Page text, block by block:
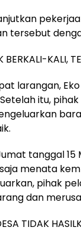
tersebut
BERKALI-KALI,
larangan,
itu,
tanggal
menata
pihak
dan
TIDAK